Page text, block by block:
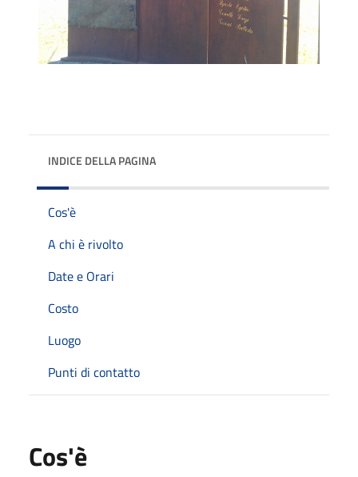
INDICE DELLA PAGINA
Cos'è
A chi è rivolto
Date e Orari
Costo
Luogo
Punti di contatto
Cos'è